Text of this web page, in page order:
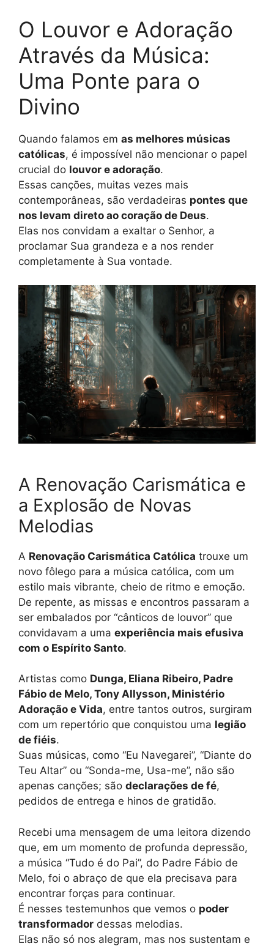
O Louvor e Adoração
Através da Música:
Uma Ponte para o
Divino
Quando falamos em as melhores músicas
católicas, é impossível não mencionar o papel
crucial do louvor e adoração.
Essas canções, muitas vezes mais
contemporâneas, são verdadeiras pontes que
nos levam direto ao coração de Deus.
Elas nos convidam a exaltar o Senhor, a
proclamar Sua grandeza e a nos render
completamente à Sua vontade.
A Renovação Carismática e
a Explosão de Novas
Melodias
A Renovação Carismática Católica trouxe um
novo fôlego para a música católica, com um
estilo mais vibrante, cheio de ritmo e emoção.
De repente, as missas e encontros passaram a
ser embalados por “cânticos de louvor” que
convidavam a uma experiência mais efusiva
com o Espírito Santo.
Artistas como Dunga, Eliana Ribeiro, Padre
Fábio de Melo, Tony Allysson, Ministério
Adoração e Vida, entre tantos outros, surgiram
com um repertório que conquistou uma legião
de fiéis.
Suas músicas, como “Eu Navegarei”, “Diante do
Teu Altar” ou “Sonda-me, Usa-me”, não são
apenas canções; são declarações de fé,
pedidos de entrega e hinos de gratidão.
Recebi uma mensagem de uma leitora dizendo
que, em um momento de profunda depressão,
a música “Tudo é do Pai”, do Padre Fábio de
Melo, foi o abraço de que ela precisava para
encontrar forças para continuar.
É nesses testemunhos que vemos o poder
transformador dessas melodias.
Elas não só nos alegram, mas nos sustentam e